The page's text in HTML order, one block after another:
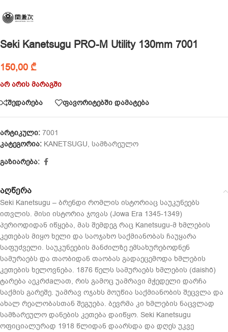
Seki Kanetsugu PRO-M Utility 130mm 7001
150,00 ₾
არ არის მარაგში
შედარება
ფავორიტებში დამატება
არტიკული: 7001
კატეგორია: KANETSUGU, სამზარეულო
გაზიარება:
აღწერა
Seki Kanetsugu – ბრენდი რომლის ისტორიაც საუკუნეებს
ითვლის. მისი ისტორია ჯოვას (Jowa Era 1345-1349)
პერიოდიდან იწყება, მას შემდეგ რაც Kanetsugu-მ ხმლების
კეთებას მიყო ხელი და საოჯახო საქმიანობას ჩაუყარა
საფუძველი. საუკუნეების მანძილზე ემსახურებოდნენ
სამურაებს და თაობიდან თაობას გადაეცემოდა ხმლების
კეთების ხელოვნება. 1876 წელს სამურაებს ხმლების (daishō)
ტარება აეკრძaლათ, რის გამოც უამრავი მჭედელი დარჩა
საქმის გარეშე. უამრავ ოჯახს მოუწია საქმიანობის შეცვლა და
ახალ რეალობასთან შეგუება. ბევრმა კი ხმლების ნაცვლად
სამზარეულო დანების კეთება დაიწყო. Seki Kanetsugu
ოფიციალურად 1918 წლიდან დაარსდა და დღეს უკვე